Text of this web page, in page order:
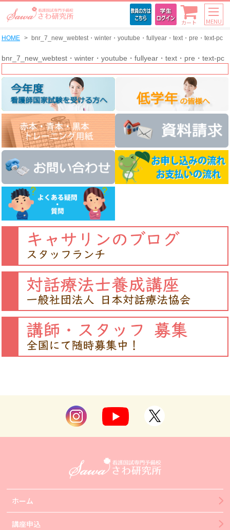
カート MENU
HOME bnr_7_new_webtest・winter・youtube・fullyear・text・pre・text-pc
bnr_7_new_webtest・winter・youtube・fullyear・text・pre・text-pc
ホーム
講座申込